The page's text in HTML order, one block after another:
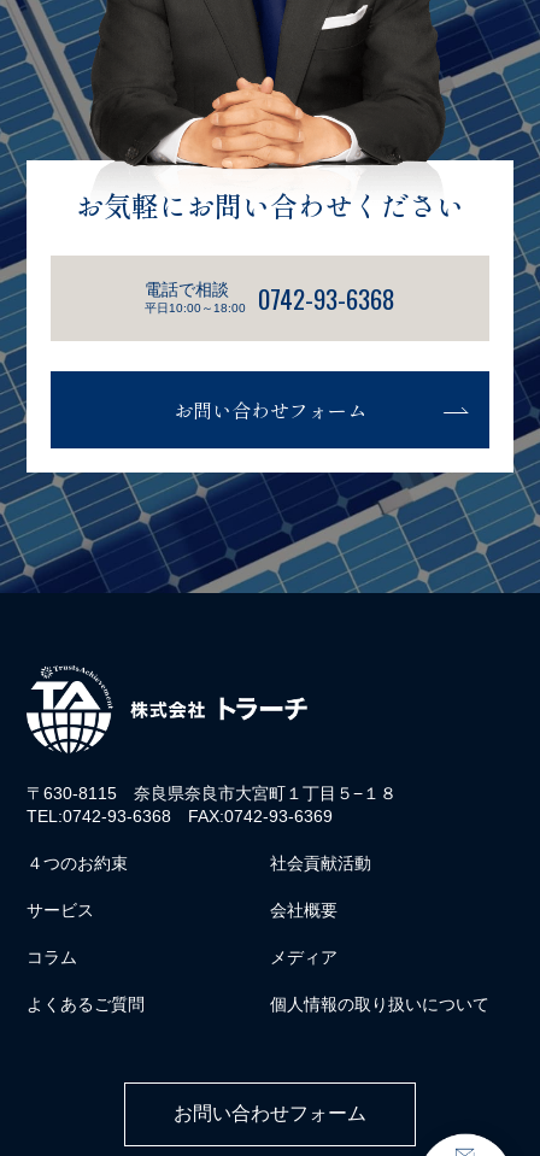
お気軽にお問い合わせください
電話で相談
平日10:00～18:00 0742-93-6368
お問い合わせフォーム
〒630-8115 奈良県奈良市大宮町１丁目５−１８
TEL:0742-93-6368 FAX:0742-93-6369
４つのお約束 社会貢献活動
サービス 会社概要
コラム メディア
よくあるご質問 個人情報の取り扱いについて
お問い合わせフォーム